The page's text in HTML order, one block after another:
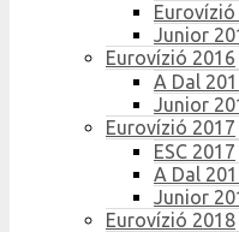
Eurovízió
Junior
Eurovízió 2016
A Dal
Junior
Eurovízió 2017
ESC 2017
A Dal
Junior
Eurovízió 2018